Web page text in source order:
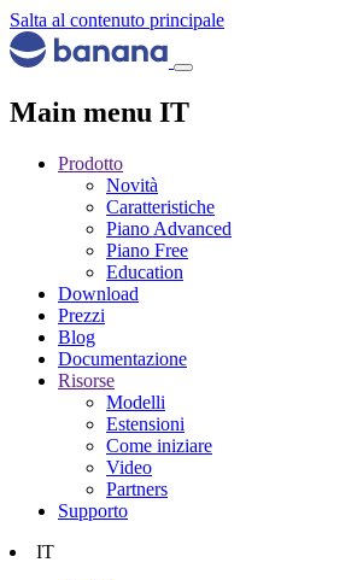
Salta al contenuto principale
Main menu IT
Prodotto
Novità
Caratteristiche
Piano Advanced
Piano Free
Education
Download
Prezzi
Blog
Documentazione
Risorse
Modelli
Estensioni
Come iniziare
Video
Partners
Supporto
IT